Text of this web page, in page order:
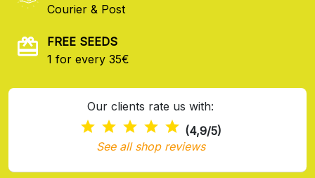
Courier & Post
FREE SEEDS
1 for every 35€
Our clients rate us with:
(4,9/5)
See all shop reviews